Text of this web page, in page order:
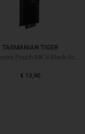
TASMANIAN TIGER
TT Scissors Pouch MK II Black Schwarz
€ 13,90